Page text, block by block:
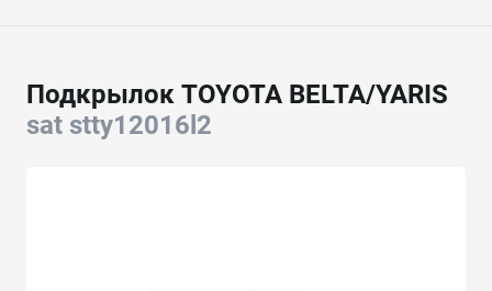
Подкрылок TOYOTA BELTA/YARIS
sat stty12016l2